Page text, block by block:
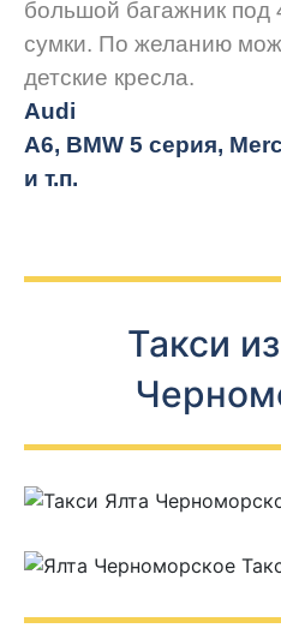
большой багажник под
сумки. По желанию
детские кресла.
Audi
A6, BMW 5 серия,
и т.п.
Такси